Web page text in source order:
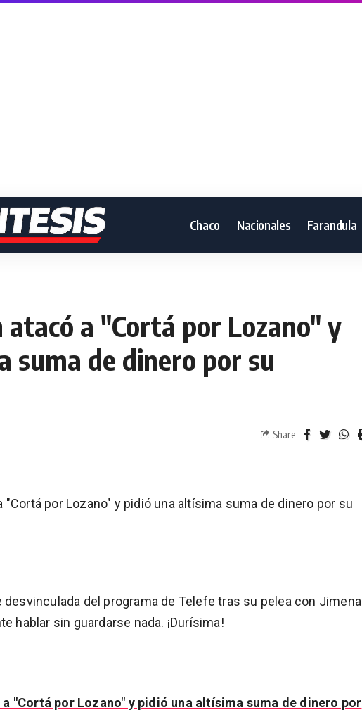
Chaco Nacionales Farandula
atacó a "Cortá por Lozano" y
suma de dinero por su
Share
"Cortá por Lozano" y pidió una altísima suma de dinero por su
del programa de Telefe tras su pelea con Jimena
hablar sin guardarse nada. ¡Durísima!
a "Cortá por Lozano" y pidió una altísima suma de dinero por